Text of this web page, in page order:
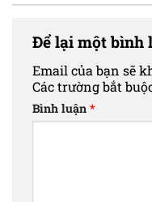
Để lại một bình
Email của bạn sẽ
Các trường bắt
Bình luận *